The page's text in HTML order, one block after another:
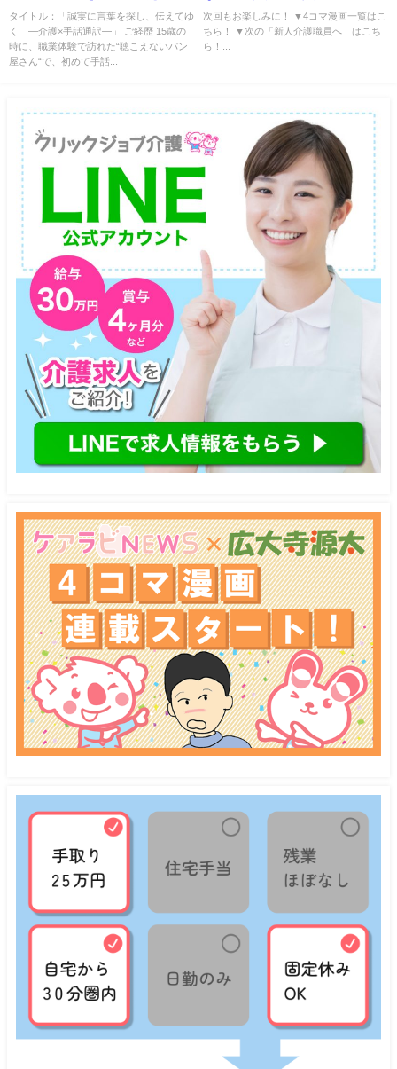
く―介護×手話通訳―」
タイトル：「誠実に言葉を探し、伝えてゆ
く ―介護×手話通訳―」 ご経歴 15歳の
時に、職業体験で訪れた“聴こえないパン
屋さん“で、初めて手話...
次回もお楽しみに！ ▼4コマ漫画一覧はこ
ちら！ ▼次の「新人介護職員へ」はこち
ら！...